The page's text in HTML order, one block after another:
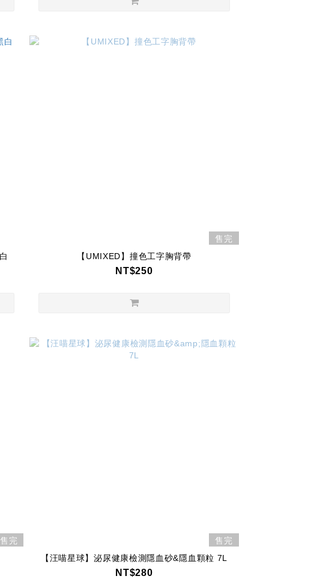
售完
【UMIXED】撞色工字胸背帶
NT$250
售完
售完
【汪喵星球】泌尿健康檢測隱血砂&隱血顆粒 7L
NT$280